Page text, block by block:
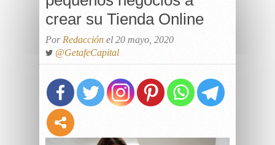
crear su Tienda Online
Por Redacción el 20 mayo, 2020
@GetafeCapital